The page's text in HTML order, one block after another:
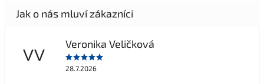
VV
Veronika Veličková
28.7.2026